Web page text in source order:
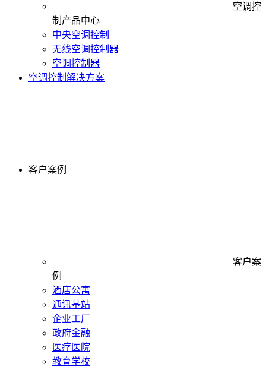
空调控
制产品中心
中央空调控制
无线空调控制器
空调控制器
空调控制解决方案
客户案例
客户案
例
酒店公寓
通讯基站
企业工厂
政府金融
医疗医院
教育学校